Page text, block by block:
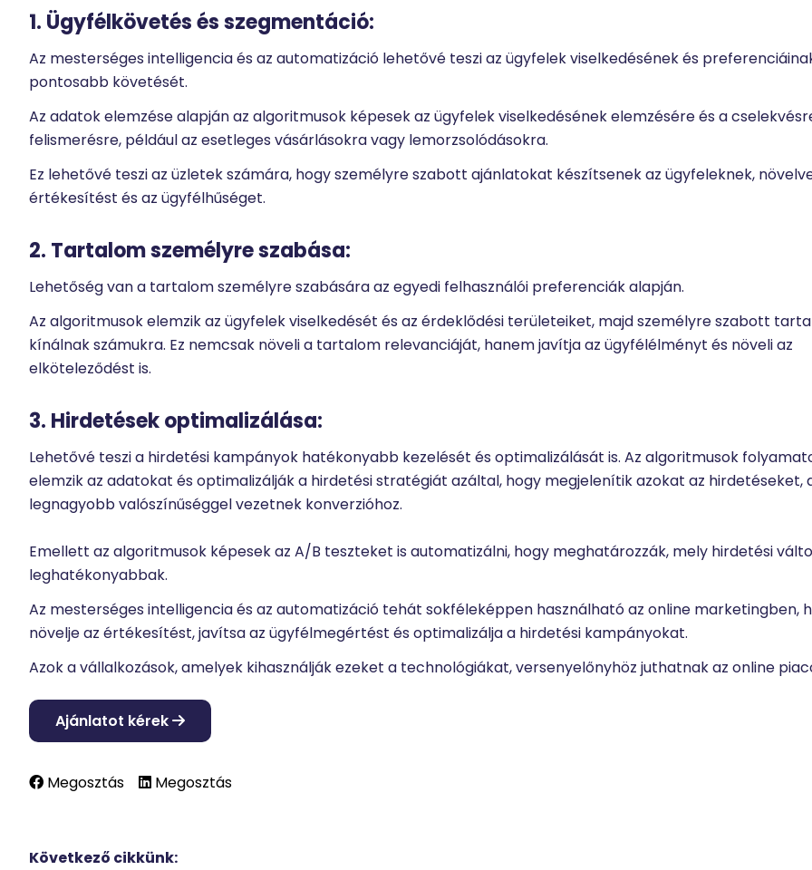
1. Ügyfélkövetés és szegmentáció:
Az mesterséges intelligencia és az automatizáció lehetővé teszi az ügyfelek viselkedésének és
pontosabb követését.
Az adatok elemzése alapján az algoritmusok képesek az ügyfelek viselkedésének elemzésére és a
felismerésre, például az esetleges vásárlásokra vagy lemorzsolódásokra.
Ez lehetővé teszi az üzletek számára, hogy személyre szabott ajánlatokat készítsenek az ügyfeleknek,
értékesítést és az ügyfélhűséget.
2. Tartalom személyre szabása:
Lehetőség van a tartalom személyre szabására az egyedi felhasználói preferenciák alapján.
Az algoritmusok elemzik az ügyfelek viselkedését és az érdeklődési területeiket, majd személyre szabott
kínálnak számukra. Ez nemcsak növeli a tartalom relevanciáját, hanem javítja az ügyfélélményt és növeli az
elköteleződést is.
3. Hirdetések optimalizálása:
Lehetővé teszi a hirdetési kampányok hatékonyabb kezelését és optimalizálását is. Az algoritmusok
elemzik az adatokat és optimalizálják a hirdetési stratégiát azáltal, hogy megjelenítik azokat az hirdetéseket,
legnagyobb valószínűséggel vezetnek konverzióhoz.
Emellett az algoritmusok képesek az A/B teszteket is automatizálni, hogy meghatározzák, mely hirdetési
leghatékonyabbak.
Az mesterséges intelligencia és az automatizáció tehát sokféleképpen használható az online marketingben,
növelje az értékesítést, javítsa az ügyfélmegértést és optimalizálja a hirdetési kampányokat.
Azok a vállalkozások, amelyek kihasználják ezeket a technológiákat, versenyelőnyhöz juthatnak az online
Ajánlatot kérek
Megosztás Megosztás
Következő cikkünk: